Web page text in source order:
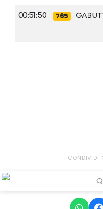
00:51:50
765
CONDIVIDI